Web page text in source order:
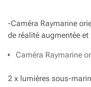
-Caméra Raymarine
de réalité augmentée et
Caméra Raymarine
2 x lumières sous-